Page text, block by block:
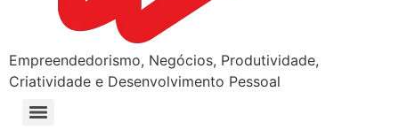
Empreendedorismo, Negócios, Produtividade,
Criatividade e Desenvolvimento Pessoal